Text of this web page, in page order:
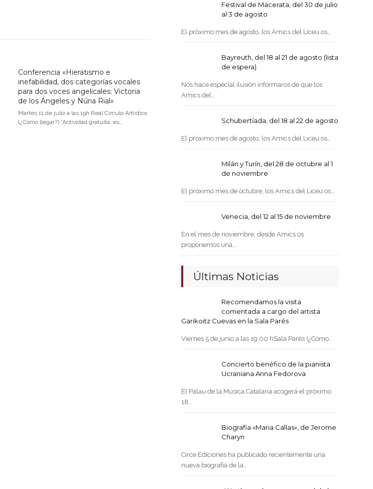
Conferencia «Hieratismo e
inefabilidad, dos categorías vocales
para dos voces angelicales: Victoria
de los Ángeles y Núria Rial»
Martes 11 de julio a las 19h Real Círculo Artístico
(¿Cómo llegar?) *Actividad gratuita, es…
Festival de Macerata, del 30 de julio
al 3 de agosto
El próximo mes de agosto, los Amics del Liceu os…
Bayreuth, del 18 al 21 de agosto (lista
de espera)
Nos hace especial ilusión informaros de que los
Amics del…
Schubertíada, del 18 al 22 de agosto
El próximo mes de agosto, los Amics del Liceu os…
Milán y Turín, del 28 de octubre al 1
de noviembre
El próximo mes de octubre, los Amics del Liceu os…
Venecia, del 12 al 15 de noviembre
En el mes de noviembre, desde Amics os
proponemos una…
Últimas Noticias
Recomendamos la visita
comentada a cargo del artista
Garikoitz Cuevas en la Sala Parés
Viernes 5 de junio a las 19:00 hSala Parés (¿Cómo…
Concierto benéfico de la pianista
Ucraniana Anna Fedorova
El Palau de la Música Catalana acogerá el próximo
18…
Biografia «Maria Callas», de Jerome
Charyn
Circe Ediciones ha publicado recientemente una
nueva biografía de la…